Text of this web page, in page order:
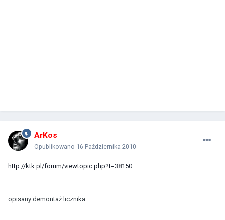
ArKos
Opublikowano 16 Października 2010
http://ktk.pl/forum/viewtopic.php?t=38150
opisany demontaż licznika